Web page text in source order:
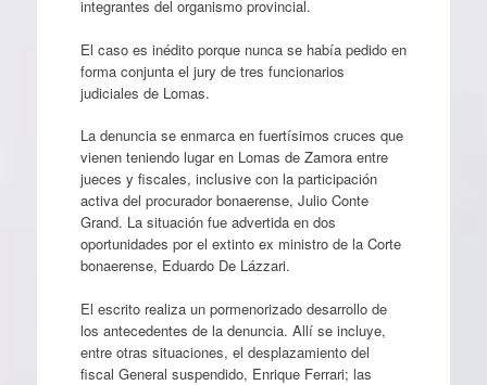
integrantes del organismo provincial.
El caso es inédito porque nunca se había pedido en
forma conjunta el jury de tres funcionarios
judiciales de Lomas.
La denuncia se enmarca en fuertísimos cruces que
vienen teniendo lugar en Lomas de Zamora entre
jueces y fiscales, inclusive con la participación
activa del procurador bonaerense, Julio Conte
Grand. La situación fue advertida en dos
oportunidades por el extinto ex ministro de la Corte
bonaerense, Eduardo De Lázzari.
El escrito realiza un pormenorizado desarrollo de
los antecedentes de la denuncia. Allí se incluye,
entre otras situaciones, el desplazamiento del
fiscal General suspendido, Enrique Ferrari; las